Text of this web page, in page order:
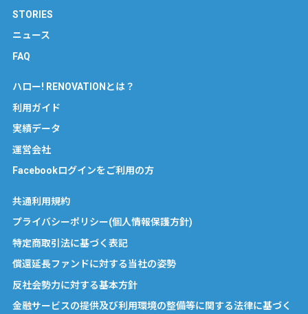
STORIES
ニュース
FAQ
ハロー! RENOVATIONとは？
利用ガイド
実績データ
運営会社
Facebookログインをご利用の方
共通利用規約
プライバシーポリシー(個人情報保護方針)
特定商取引法に基づく表記
償還延長ファンドに対する当社の姿勢
反社会勢力に対する基本方針
金融サービスの提供及び利用環境の整備等に関する法律に基づく